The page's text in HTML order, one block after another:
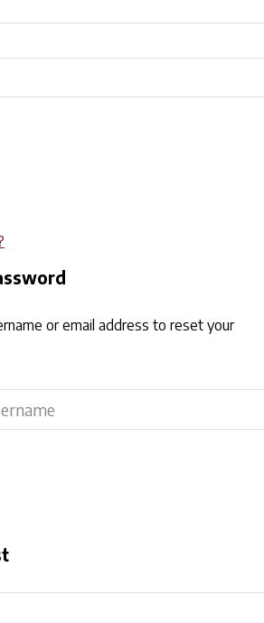
or email address to reset your